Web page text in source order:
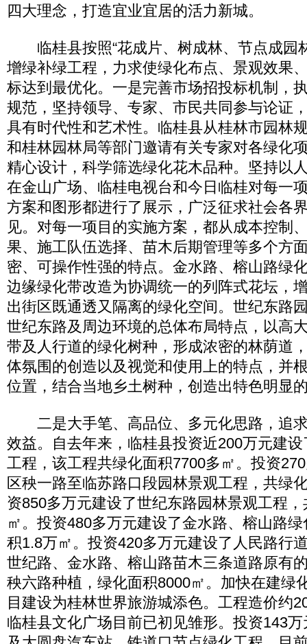
四大理念，打造宜业宜居的活力新城。
临桂县按照“花成片、树成林、节点成园
增绿补绿工程，力求使绿化布点、景观效果
标达到最优化。一是完善市场招投标机制，
规范，坚持领导、专家、市民共同参与论证
具有时代性和艺术性。临桂县从桂林市园林
和桂林园林局等部门邀请有关专家对各绿化
精心设计，科学筛选绿化花木品种。坚持以
在金山广场、临桂电视台和今日临桂对每一
方案和图形都进行了展示，广泛征求社会各
见。对每一项目的实施方案，都从成本控制
果、施工队伍选择、苗木后期管理等多个方
密、可操作性强的特点。金水路、榕山路绿
边缘绿化带改造为协调统一的列阵式花坛，
出街区既通透又隔离的绿化空间。世纪东路
世纪东路及周边环境的总体布局特点，以高
带及人行道的绿化树种，形成浓密的林荫道
体氛围的创造以及视觉和使用上的特点，并
位置，结合当地乡土树种，创造出特色明显
二是大手笔、高品位、多元化思路，追
效益。自去年来，临桂县投资近200万元建
工程，该工程共绿化面积7700多㎡。投资
区秧一路至临苏路口段园林景观工程，共绿
资850多万元建设了世纪东路园林景观工程
㎡。投资480多万元建设了金水路、榕山路
积1.8万㎡。投资420多万元建设了人民路行
世纪路、金水路、榕山路苗木三条道路原有
秧六路种植，绿化面积8000㎡。加快在建绿
目建设为桂林世界旅游城添色。工程造价约
临桂县文化广场目前已初见雏形。投资143